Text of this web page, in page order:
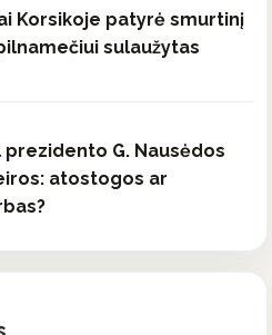
Korsikoje patyrė smurtinį
sulaužytas
prezidento G. Nausėdos
atostogos ar